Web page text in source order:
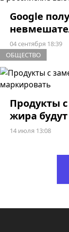
Google
04 сентября 18:39
ОБЩЕСТВО
Продукты
жира
14 июля 13:08